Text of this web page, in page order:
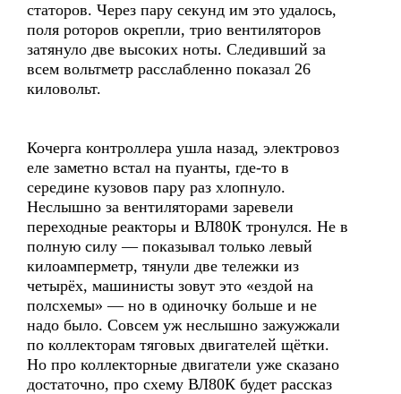
статоров. Через пару секунд им это удалось,
поля роторов окрепли, трио вентиляторов
затянуло две высоких ноты. Следивший за
всем вольтметр расслабленно показал 26
киловольт.
Кочерга контроллера ушла назад, электровоз
еле заметно встал на пуанты, где-то в
середине кузовов пару раз хлопнуло.
Неслышно за вентиляторами заревели
переходные реакторы и ВЛ80К тронулся. Не в
полную силу — показывал только левый
килоамперметр, тянули две тележки из
четырёх, машинисты зовут это «ездой на
полсхемы» — но в одиночку больше и не
надо было. Совсем уж неслышно зажужжали
по коллекторам тяговых двигателей щётки.
Но про коллекторные двигатели уже сказано
достаточно, про схему ВЛ80К будет рассказ